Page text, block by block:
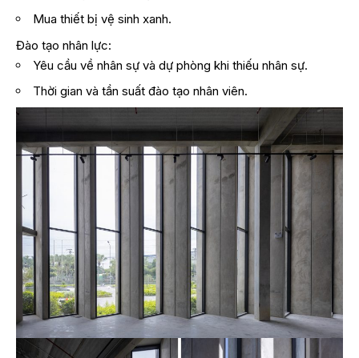
Mua thiết bị vệ sinh xanh.
Đào tạo nhân lực:
Yêu cầu về nhân sự và dự phòng khi thiếu nhân sự.
Thời gian và tần suất đào tạo nhân viên.